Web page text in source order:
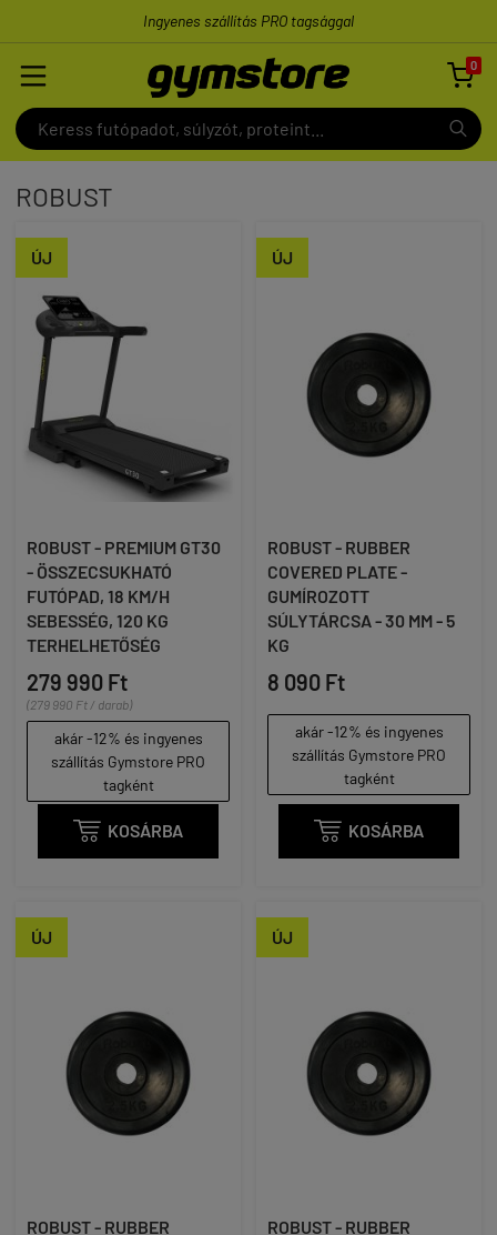
Ingyenes szállítás PRO tagsággal
0

ROBUST
ÚJ
ROBUST - PREMIUM GT30
- ÖSSZECSUKHATÓ
FUTÓPAD, 18 KM/H
SEBESSÉG, 120 KG
TERHELHETŐSÉG
279 990 Ft
(279 990 Ft / darab)
akár -12% és ingyenes
szállítás Gymstore PRO
tagként
 KOSÁRBA
ÚJ
ROBUST - RUBBER
COVERED PLATE -
GUMÍROZOTT
SÚLYTÁRCSA - 30 MM - 5
KG
8 090 Ft
akár -12% és ingyenes
szállítás Gymstore PRO
tagként
 KOSÁRBA
ÚJ
ROBUST - RUBBER
ÚJ
ROBUST - RUBBER